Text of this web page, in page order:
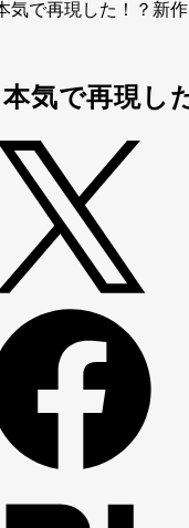
気で再現した！？新
気で再現し